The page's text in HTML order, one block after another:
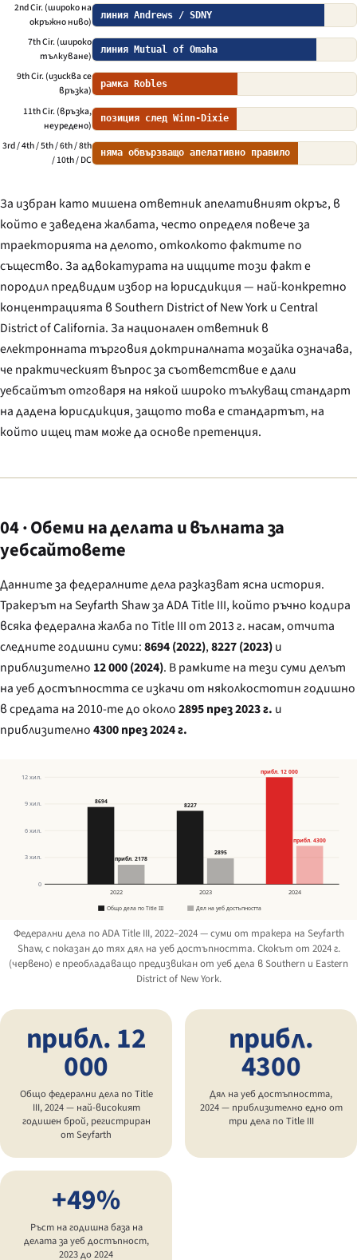
2nd Cir. (широко на
окръжно ниво)
линия Andrews / SDNY
7th Cir. (широко
тълкуване)
линия Mutual of Omaha
9th Cir. (изисква се
връзка)
рамка Robles
11th Cir. (връзка,
неуредено)
позиция след Winn-Dixie
3rd / 4th / 5th / 6th / 8th
/ 10th / DC
няма обвързващо апелативно правило
За избран като мишена ответник апелативният окръг, в
който е заведена жалбата, често определя повече за
траекторията на делото, отколкото фактите по
същество. За адвокатурата на ищците този факт е
породил предвидим избор на юрисдикция — най-конкретно
концентрацията в Southern District of New York и Central
District of California. За национален ответник в
електронната търговия доктриналната мозайка означава,
че практическият въпрос за съответствие е дали
уебсайтът отговаря на някой широко тълкуващ стандарт
на дадена юрисдикция, защото това е стандартът, на
който ищец там може да основе претенция.
04 · Обеми на делата и вълната за
уебсайтовете
Данните за федералните дела разказват ясна история.
Тракерът на Seyfarth Shaw за ADA Title III, който ръчно кодира
всяка федерална жалба по Title III от 2013 г. насам, отчита
следните годишни суми:8694 (2022),8227 (2023)и
приблизително 12 000 (2024). В рамките на тези суми делът
на уеб достъпността се изкачи от няколкостотин годишно
в средата на 2010-те до около2895 през 2023 г. и
приблизително4300 през 2024 г.
12 хил.
9 хил.
6 хил.
3 хил.
0
8694
прибл. 2178
8227
2895
прибл. 12 000
прибл. 4300
2022 2023 2024
Общо дела по Title III Дял на уеб достъпността
Федерални дела по ADA Title III, 2022–2024 — суми от тракера на Seyfarth
Shaw, с показан до тях дял на уеб достъпността. Скокът от 2024 г.
(червено) е преобладаващо предизвикан от уеб дела в Southern и Eastern
District of New York.
прибл. 12
000
Общо федерални дела по Title
III, 2024 — най-високият
годишен брой, регистриран
от Seyfarth
прибл.
4300
Дял на уеб достъпността,
2024 — приблизително едно от
три дела по Title III
+49%
Ръст на годишна база на
делата за уеб достъпност,
2023 до 2024